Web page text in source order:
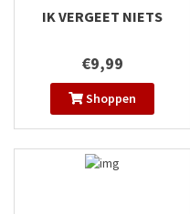
IK VERGEET NIETS
€9,99
Shoppen